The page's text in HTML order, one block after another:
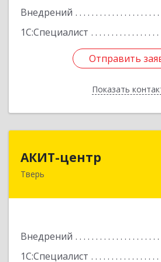
Внедрений
1С:Специалист
Отправить
Показать
Отправить
Назад
АКИТ-центр
Тверь
Внедрений
1С:Специалист
170100, Тверская обл,